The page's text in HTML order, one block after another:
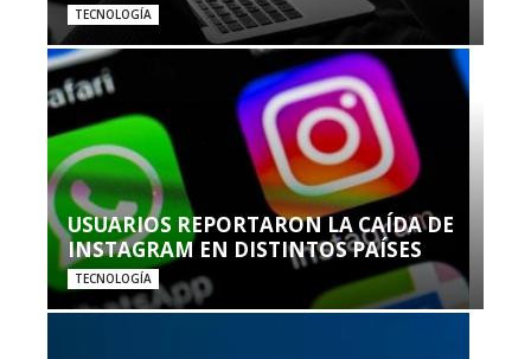
TECNOLOGÍA
USUARIOS REPORTARON LA CAÍDA DE
INSTAGRAM EN DISTINTOS PAÍSES
TECNOLOGÍA